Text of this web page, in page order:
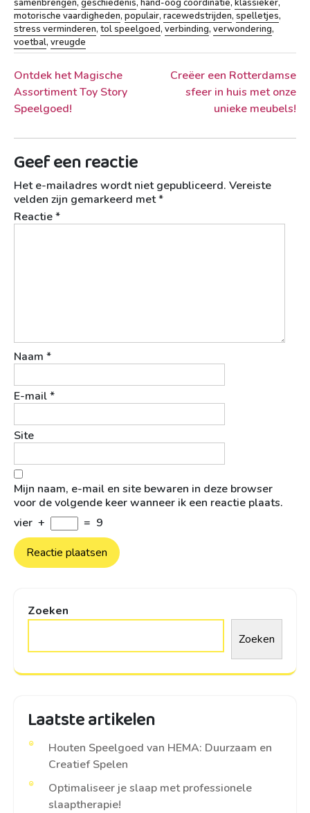
samenbrengen, geschiedenis, hand-oog coördinatie, klassieker,
motorische vaardigheden, populair, racewedstrijden, spelletjes,
stress verminderen, tol speelgoed, verbinding, verwondering,
voetbal, vreugde
Berichtnavigatie
Ontdek het Magische
Assortiment Toy Story
Speelgoed!
Creëer een Rotterdamse
sfeer in huis met onze
unieke meubels!
Geef een reactie
Het e-mailadres wordt niet gepubliceerd. Vereiste
velden zijn gemarkeerd met*
Reactie*
Naam *
E-mail*
Site
Mijn naam, e-mail en site bewaren in deze browser
voor de volgende keer wanneer ik een reactie plaats.
vier + = 9
Zoeken
Zoeken
Laatste artikelen
Houten Speelgoed van HEMA: Duurzaam en
Creatief Spelen
Optimaliseer je slaap met professionele
slaaptherapie!